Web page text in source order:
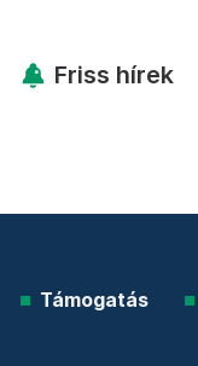
Friss hírek
Támogatás